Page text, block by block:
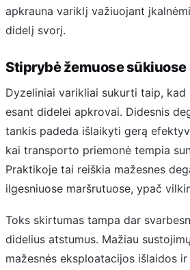
apkrauna variklį važiuojant
didelį svorį.
Stiprybė žemuose sūkiuose
Dyzeliniai varikliai sukurti taip,
esant didelei apkrovai. Didesnis
tankis padeda išlaikyti gerą
kai transporto priemonė tempia
Praktikoje tai reiškia mažesnes
ilgesniuose maršrutuose, ypač
Toks skirtumas tampa dar
didelius atstumus. Mažiau
mažesnės eksploatacijos išlaidos